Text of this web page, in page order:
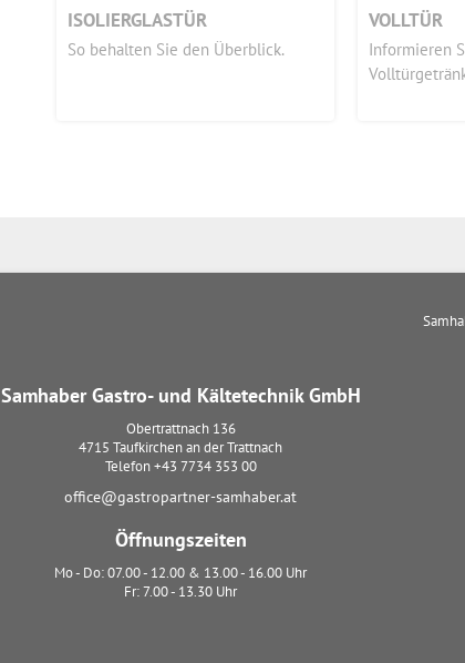
ISOLIERGLASTÜR
So behalten Sie den Überblick.
VOLLTÜR
Informieren
Samhaber Gastro- und Kältetechnik GmbH
Obertrattnach 136
4715 Taufkirchen an der Trattnach
Telefon +43 7734 353 00
office@gastropartner-samhaber.at
Öffnungszeiten
Mo - Do: 07.00 - 12.00 & 13.00 - 16.00 Uhr
Fr: 7.00 - 13.30 Uhr